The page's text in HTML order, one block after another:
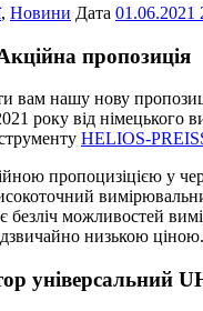
, Новини Дата 01.06.2021
пропозиція
вам нашу нову
року від німецького
HELIOS-
пропоцизіцією у
безліч можливостей
низькою ціною.
універсальний